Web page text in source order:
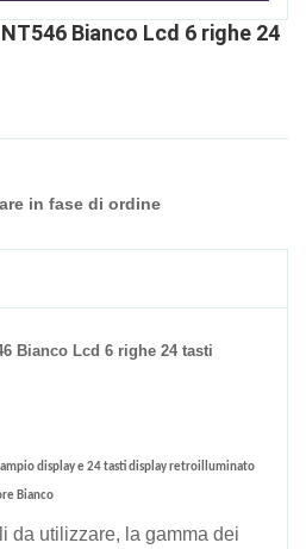
Bianco Lcd 6 righe 24
in fase di ordine
Bianco Lcd 6 righe 24 tasti
display e 24 tasti display retroilluminato
Bianco
da utilizzare, la gamma dei